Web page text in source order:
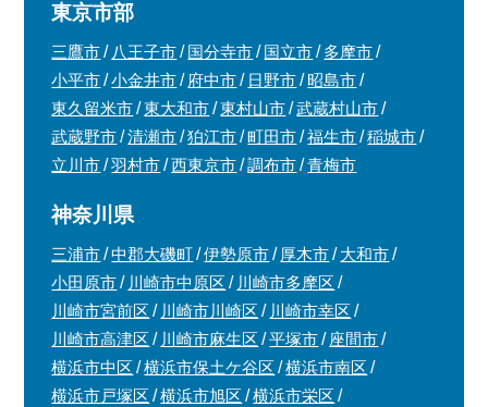
東京市部
三鷹市 八王子市 国分寺市 国立市
多摩市
小平市
小金井市 府中市 日野市
昭島市
東久留米市
東大和市 東村山市
武蔵村山市
武蔵野市
清瀬市 狛江市 町田市 福生市
稲城市
立川市
羽村市 西東京市 調布市 青梅市
神奈川県
三浦市 中郡大磯町 伊勢原市 厚木市
大和市
小田原市
川崎市中原区
川崎市多摩区
川崎市宮前区
川崎市川崎区
川崎市幸区
川崎市高津区
川崎市麻生区 平塚市
座間市
横浜市中区
横浜市保土ケ谷区
横浜市南区
横浜市戸塚区
横浜市旭区
横浜市栄区